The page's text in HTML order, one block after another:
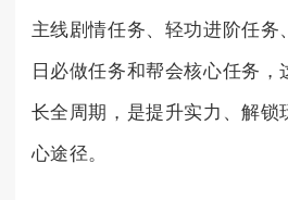
主线剧情任务、轻功进阶任务
日必做任务和帮会核心任务
长全周期，是提升实力、解锁
心途径。